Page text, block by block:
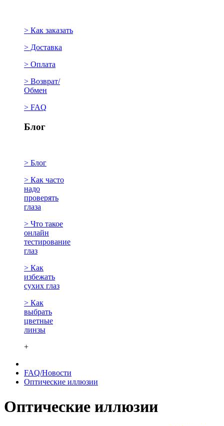
> Как заказать
> Доставка
> Оплата
> Возврат/
Обмен
> FAQ
Блог
> Блог
> Как часто
надо
проверять
глаза
> Что такое
онлайн
тестирование
глаз
> Как
избежать
сухих глаз
> Как
выбрать
цветные
линзы
+
FAQ/Новости
Оптические иллюзии
Оптические иллюзии